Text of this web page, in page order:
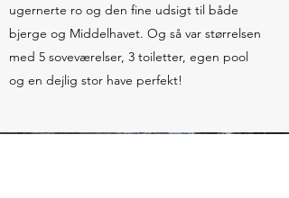
ugernerte ro og den fine udsigt til både
bjerge og Middelhavet. Og så var størrelsen
med 5 soveværelser, 3 toiletter, egen pool
og en dejlig stor have perfekt!